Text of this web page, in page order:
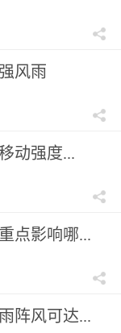
风雨
动强度...
点影响哪...
阵风可达...